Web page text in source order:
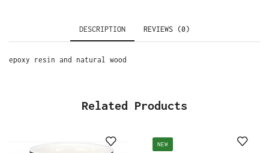
DESCRIPTION REVIEWS (0)
epoxy resin and natural wood
Related Products
NEW